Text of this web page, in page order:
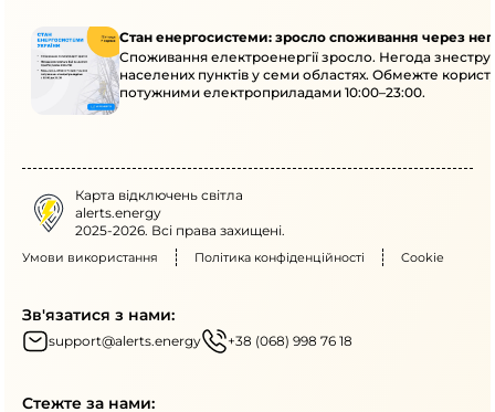
Стан енергосистеми: зросло споживання через
Споживання електроенергії зросло. Негода
населених пунктів у семи областях. Обмежте
потужними електроприладами 10:00–23:00.
Карта відключень світла
alerts.energy
2025-2026. Всі права захищені.
Умови використання Політика конфіденційності Cookie
Зв'язатися з нами:
support@alerts.energy +38 (068) 998 76 18
Стежте за нами: